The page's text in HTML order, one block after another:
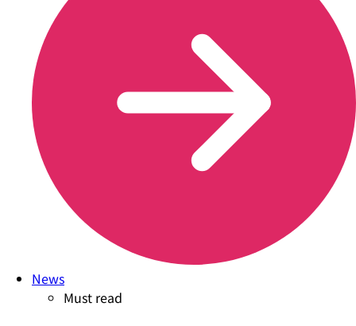
News
Must read